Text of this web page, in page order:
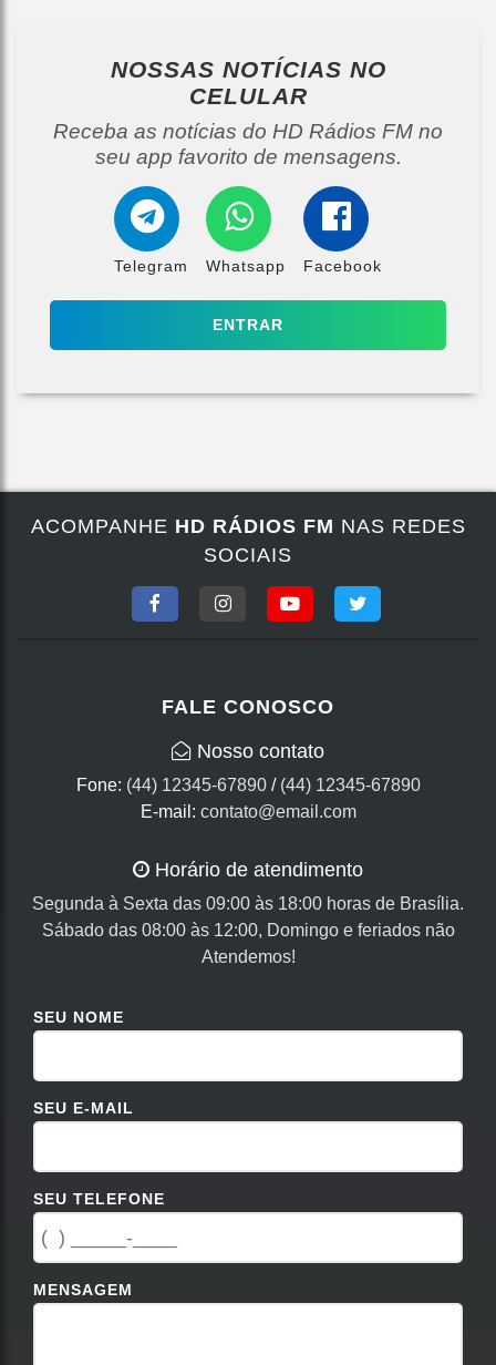
NOSSAS NOTÍCIAS NO
CELULAR
Receba as notícias do HD Rádios FM no
seu app favorito de mensagens.
Telegram Whatsapp Facebook
ENTRAR
ACOMPANHE HD RÁDIOS FM NAS REDES
SOCIAIS
FALE CONOSCO
Nosso contato
Fone: (44) 12345-67890/ (44) 12345-67890
E-mail: contato@email.com
Horário de atendimento
Segunda à Sexta das 09:00 às 18:00 horas de Brasília.
Sábado das 08:00 às 12:00, Domingo e feriados não
Atendemos!
SEU NOME
SEU E-MAIL
SEU TELEFONE
MENSAGEM